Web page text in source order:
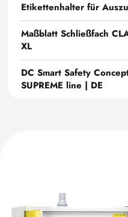
Etikettenhalter für
Maßblatt Schließfach
XL
DC Smart Safety
SUPREME line | DE